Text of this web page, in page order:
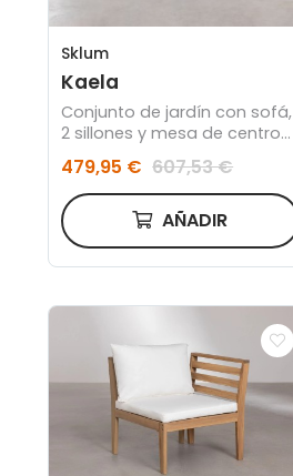
Sklum
Kaela
Conjunto de jardín con sofá,
2 sillones y mesa de centro
479,95 € 607,53 €
AÑADIR